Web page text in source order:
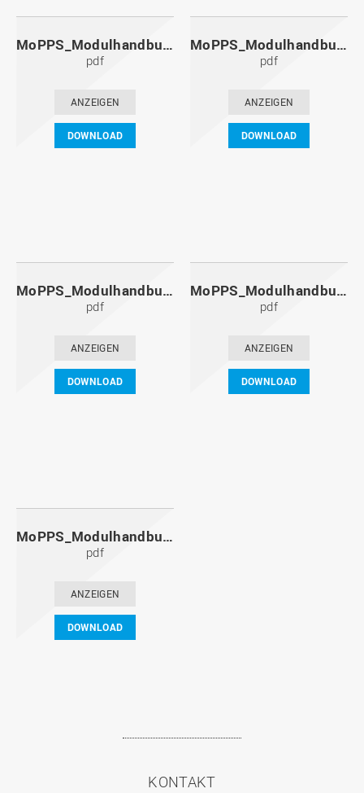
MoPPS_Modulhandbuch_20111201.pdf
pdf
ANZEIGEN
DOWNLOAD
MoPPS_Modulhandbuch_20110601.pdf
pdf
ANZEIGEN
DOWNLOAD
MoPPS_Modulhandbuch_20101201.pdf
pdf
ANZEIGEN
DOWNLOAD
MoPPS_Modulhandbuch_20100601.pdf
pdf
ANZEIGEN
DOWNLOAD
MoPPS_Modulhandbuch_20091201.pdf
pdf
ANZEIGEN
DOWNLOAD
KONTAKT